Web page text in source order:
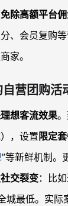
免除高额平台
、会员复购
家。
营团购活
想客流效果
，设置 限定
”等新鲜机制。
交裂变：比
城最低。实际